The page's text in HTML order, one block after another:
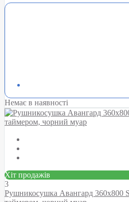
Немає в наявності
Хіт продажів
3
Рушникосушка Авангард 360х800